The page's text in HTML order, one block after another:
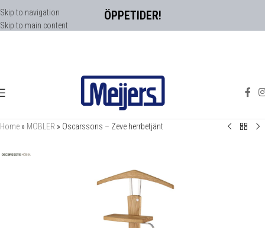
ÖPPETIDER!
Skip to navigation
Skip to main content
Home » MÖBLER » Oscarssons – Zeve herrbetjänt